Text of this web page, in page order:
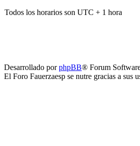
Todos los horarios son UTC + 1 hora
Desarrollado porphpBB® Forum
El Foro Fauerzaesp se nutre gracias a sus